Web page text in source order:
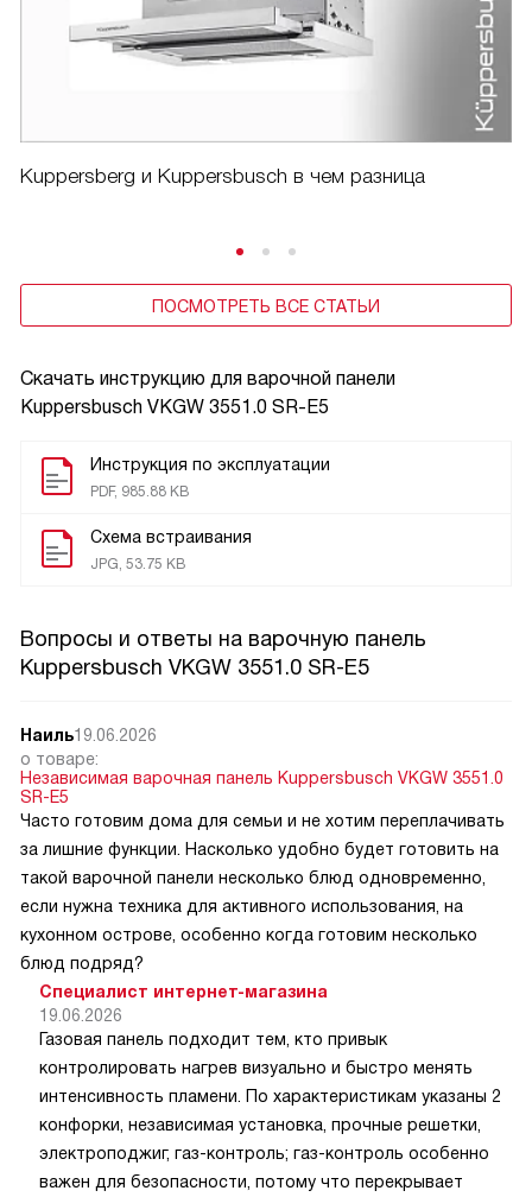
Скачать инструкцию для варочной панели
Kuppersbusch VKGW 3551.0 SR-E5
Инструкция по эксплуатации
PDF, 985.88 KB
Схема встраивания
JPG, 53.75 KB
Kuppersberg и Kuppersbusch в чем разница
ПОСМОТРЕТЬ ВСЕ СТАТЬИ
Вопросы и ответы на варочную панель
Kuppersbusch VKGW 3551.0 SR-E5
Наиль19.06.2026
о товаре:
Независимая варочная панель Kuppersbusch VKGW 3551.0
SR-E5
Часто готовим дома для семьи и не хотим переплачивать
за лишние функции. Насколько удобно будет готовить на
такой варочной панели несколько блюд одновременно,
если нужна техника для активного использования, на
кухонном острове, особенно когда готовим несколько
блюд подряд?
Специалист интернет-магазина
19.06.2026
Газовая панель подходит тем, кто привык
контролировать нагрев визуально и быстро менять
интенсивность пламени. По характеристикам указаны 2
конфорки, независимая установка, прочные решетки,
электроподжиг, газ-контроль; газ-контроль особенно
важен для безопасности, потому что перекрывает